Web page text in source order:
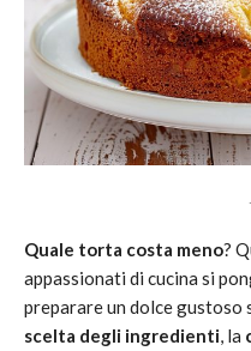
Quale torta costa meno?
appassionati di cucina si
preparare un dolce gustoso
scelta degli ingredienti, la